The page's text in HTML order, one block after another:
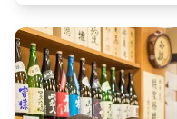
sejumlah izakaya dan
berbeda dari distrik
seperti Shinjuku atau
menemukan tempat
nyaman, sehingga
santai di satu atau
modis di Tokyo dan
tersembunyi. ・Jelajahi 3-4 tempat trendi di distrik mode
Tokyo ・Campuran bir
mixology kreatif ・
Street yang terkenal ・
suasana kehidupan